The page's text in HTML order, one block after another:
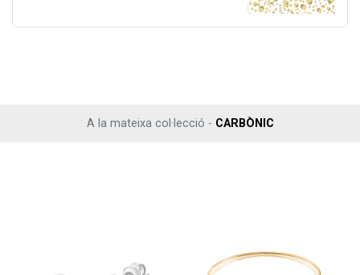
A la mateixa col·lecció - CARBÒNIC